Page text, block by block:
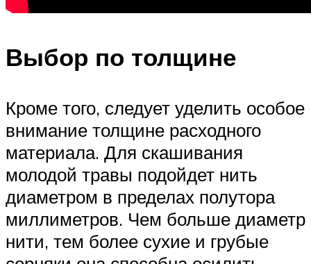
Выбор по толщине
Кроме того, следует уделить особое
внимание толщине расходного
материала. Для скашивания
молодой травы подойдет нить
диаметром в пределах полутора
миллиметров. Чем больше диаметр
нити, тем более сухие и грубые